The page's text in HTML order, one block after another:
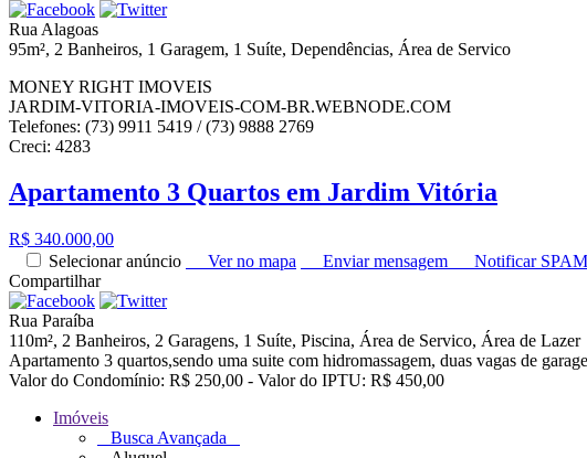
Rua Alagoas
95m², 2 Banheiros, 1 Garagem, 1 Suíte, Dependências, Área de Servico
MONEY RIGHT IMOVEIS
JARDIM-VITORIA-IMOVEIS-COM-BR.WEBNODE.COM
Telefones: (73) 9911 5419 / (73) 9888 2769
Creci: 4283
Apartamento 3 Quartos em Jardim Vitória
R$ 340.000,00
Selecionar anúncio
Ver no mapa Enviar mensagem Notificar SPAM
Compartilhar
Rua Paraíba
110m², 2 Banheiros, 2 Garagens, 1 Suíte, Piscina, Área de Servico, Área de Lazer
Apartamento 3 quartos,sendo uma suite com hidromassagem, duas vagas de
Valor do Condomínio: R$ 250,00 - Valor do IPTU: R$ 450,00
Imóveis
Busca Avançada